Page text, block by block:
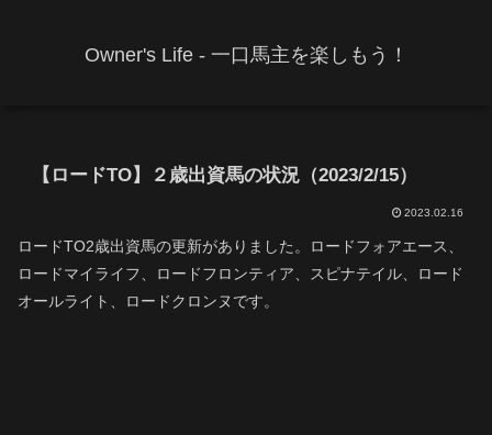
Owner's Life - 一口馬主を楽しもう！
【ロードTO】２歳出資馬の状況（2023/2/15）
2023.02.16
ロードTO2歳出資馬の更新がありました。ロードフォアエース、
ロードマイライフ、ロードフロンティア、スピナテイル、ロード
オールライト、ロードクロンヌです。